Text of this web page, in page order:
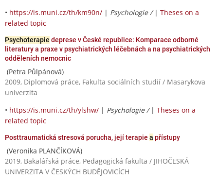
• https://is.muni.cz/th/km90n/ | Psychologie / | Theses on a
related topic
Psychoterapie deprese v České republice: Komparace odborné
literatury a praxe v psychiatrických léčebnách a na psychiatrických
odděleních nemocnic
(Petra Půlpánová)
2009, Diplomová práce, Fakulta sociálních studií / Masarykova
univerzita
• https://is.muni.cz/th/ylshw/ | Psychologie / | Theses on a
related topic
Posttraumatická stresová porucha, její terapie a přístupy
(Veronika PLANČÍKOVÁ)
2019, Bakalářská práce, Pedagogická fakulta / JIHOČESKÁ
UNIVERZITA V ČESKÝCH BUDĚJOVICÍCH